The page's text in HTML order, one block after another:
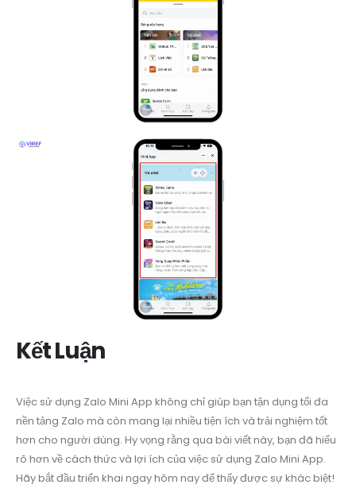
Kết Luận
Việc sử dụng Zalo Mini App không chỉ giúp bạn tận dụng tối đa
nền tảng Zalo mà còn mang lại nhiều tiện ích và trải nghiệm tốt
hơn cho người dùng. Hy vọng rằng qua bài viết này, bạn đã hiểu
rõ hơn về cách thức và lợi ích của việc sử dụng Zalo Mini App.
Hãy bắt đầu triển khai ngay hôm nay để thấy được sự khác biệt!